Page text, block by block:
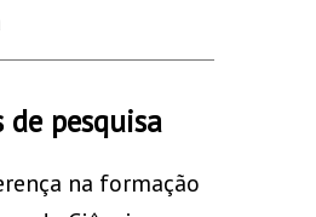
de pesquisa
na formação